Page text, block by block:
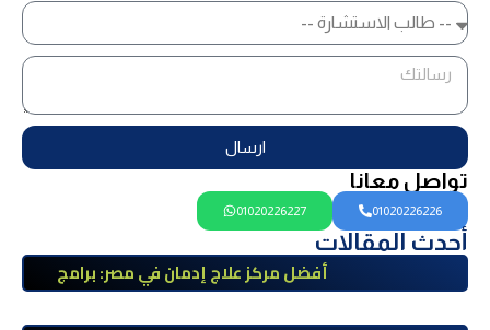
ارسال
تواصل معانا
01020226226
01020226227
أحدث المقالات
أفضل مركز علاج إدمان في مصر: برامج